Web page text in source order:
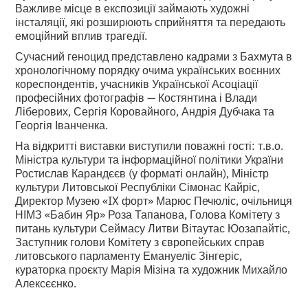
Важливе місце в експозиції займають художні
інсталяції, які розширюють сприйняття та передають
емоційний вплив трагедії.
Сучасний геноцид представлено кадрами з Бахмута в
хронологічному порядку очима українських воєнних
кореспондентів, учасників Української Асоціації
професійних фотографів — Костянтина і Влади
Ліберових, Сергія Коровайного, Андрія Дубчака та
Георгія Іванченка.
На відкритті виставки виступили поважні гості: т.в.о.
Міністра культури та інформаційної політики України
Ростислав Карандєєв (у форматі онлайн), Міністр
культури Литовської Республіки Сімонас Кайріс,
Директор Музею «IX форт» Марюс Печюліс, очільниця
НІМЗ «Бабин Яр» Роза Тапанова, Голова Комітету з
питань культури Сеймасу Литви Вітаутас Юозапайтіс,
Заступник голови Комітету з європейських справ
литовського парламенту Емануеліс Зінгеріс,
кураторка проєкту Марія Мізіна та художник Михайло
Алексєєнко.